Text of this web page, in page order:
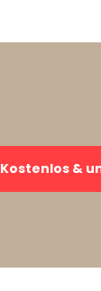
Kostenlos &